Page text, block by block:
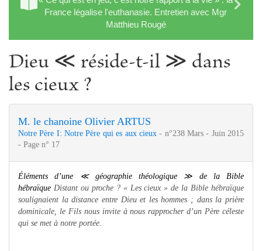
France légalise l'euthanasie. Entretien avec Mgr
Matthieu Rougé
Dieu ≪ réside-t-il ≫ dans
les cieux ?
M. le chanoine Olivier ARTUS
Notre Père I: Notre Père qui es aux cieux- n°238 Mars - Juin 2015
- Page n° 17
Éléments d’une ≪géographie théologique ≫ de la Bible
hébraïque Distant ou proche ? « Les cieux » de la Bible hébraïque
soulignaient la distance entre Dieu et les hommes ; dans la prière
dominicale, le Fils nous invite à nous rapprocher d’un Père céleste
qui se met à notre portée.